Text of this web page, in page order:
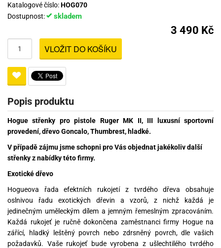
Katalogové číslo:HOG070
Dostupnost:
skladem
3 490 Kč
VLOŽIT DO KOŠÍKU
Popis produktu
Hogue střenky pro pistole Ruger MK II, III luxusní sportovní
provedení, dřevo Goncalo, Thumbrest, hladké.
V případě zájmu jsme schopni pro Vás objednat jakékoliv další
střenky z nabídky této firmy.
Exotické dřevo
Hogueova řada efektních rukojetí z tvrdého dřeva obsahuje
oslnivou řadu exotických dřevin a vzorů, z nichž každá je
jedinečným uměleckým dílem a jemným řemeslným zpracováním.
Každá rukojeť je ručně dokončena zaměstnanci firmy Hogue na
zářící, hladký leštěný povrch nebo zdrsněný povrch, dle vašich
požadavků. Vaše rukojeť bude vyrobena z ušlechtilého tvrdého